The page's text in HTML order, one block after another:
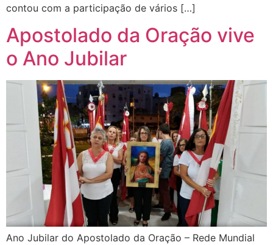
contou com a participação de vários […]
Apostolado da Oração vive
o Ano Jubilar
Ano Jubilar do Apostolado da Oração – Rede Mundial